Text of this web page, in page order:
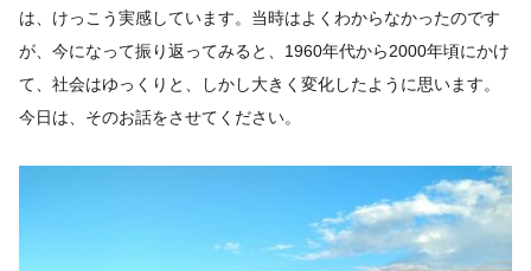
は、けっこう実感しています。当時はよくわからなかったのです
が、今になって振り返ってみると、1960年代から2000年頃にかけ
て、社会はゆっくりと、しかし大きく変化したように思います。
今日は、そのお話をさせてください。